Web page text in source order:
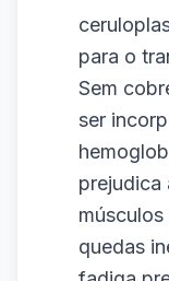
para o
Sem
ser
prejudica
quedas